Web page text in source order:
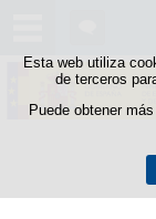
Esta web utiliza
de terceros
Puede obtener